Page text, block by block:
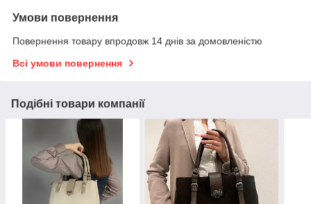
Умови повернення
Повернення товару впродовж 14 днів за домовленістю
Всі умови повернення
Подібні товари компанії